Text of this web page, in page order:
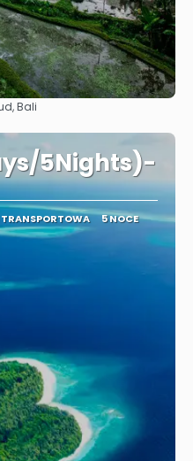
Bali
5Nights)-
TRANSPORTOWA 5 NOCE